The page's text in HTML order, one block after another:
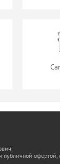
публичной офертой,